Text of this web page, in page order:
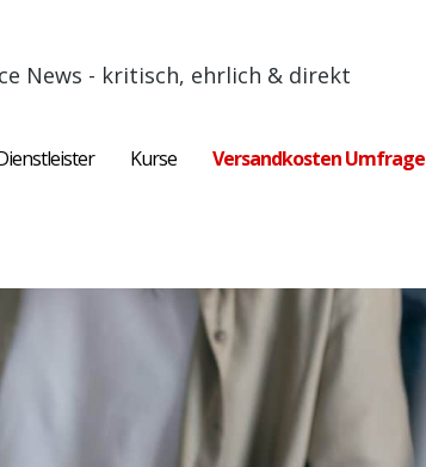
News - kritisch, ehrlich & direkt
Kurse Versandkosten Umfrage